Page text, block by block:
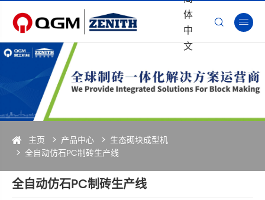
体
中
文
 
主页 产品中心
生态砌块成型机
全自动仿石PC制砖生产线
全自动仿石PC制砖生产线